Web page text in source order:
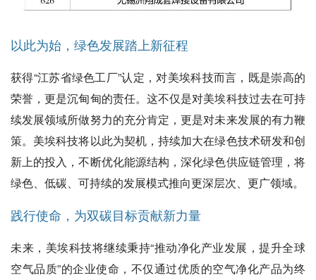
以此为始，绿色发展踏上新征程
获得“江苏省绿色工厂”认定，对美埃科技而言，既是崇高的
荣誉，更是沉甸甸的责任。这不仅是对美埃科技过去在可持
续发展领域所做努力的充分肯定，更是对未来发展的有力鞭
策。美埃科技将以此为契机，持续加大在绿色技术研发和创
新上的投入，不断优化能源结构，深化绿色供应链管理，将
绿色、低碳、可持续的发展模式推向更深层次、更广领域。
践行使命，为双碳目标贡献新力量
未来，美埃科技将继续秉持“推动净化产业发展，提升全球
空气品质”的企业使命，不仅通过优质的空气净化产品为终